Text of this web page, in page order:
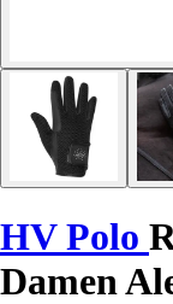
HV Polo
Damen